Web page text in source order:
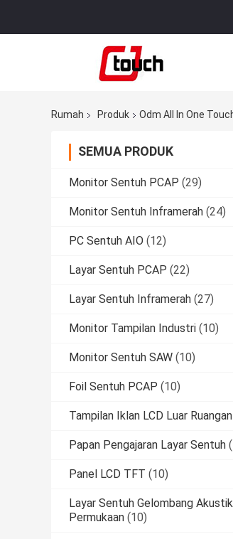
Rumah Produk Odm All In One
SEMUA PRODUK
Monitor Sentuh PCAP (29)
Monitor Sentuh Inframerah (24)
PC Sentuh AIO (12)
Layar Sentuh PCAP (22)
Layar Sentuh Inframerah (27)
Monitor Tampilan Industri (10)
Monitor Sentuh SAW (10)
Foil Sentuh PCAP (10)
Tampilan Iklan LCD Luar Ruangan
Papan Pengajaran Layar Sentuh
Panel LCD TFT (10)
Layar Sentuh Gelombang Akustik
Permukaan (10)